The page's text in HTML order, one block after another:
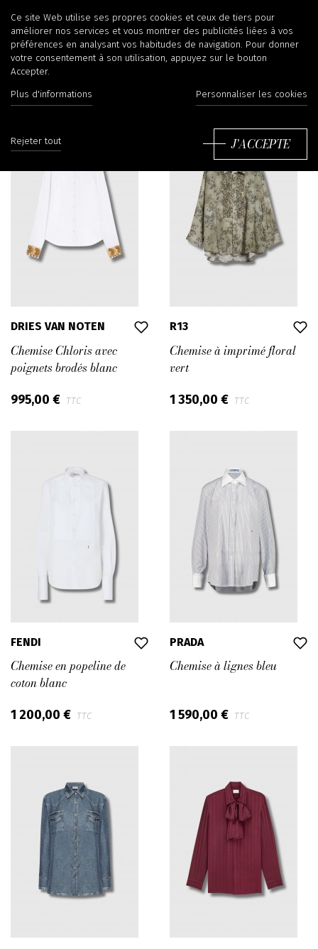
Chemises
DRIES VAN NOTEN
Chemise Chloris avec
poignets brodés blanc
995,00 € TTC
R13
Chemise à imprimé floral
vert
1 350,00 € TTC
FENDI
Chemise en popeline de
coton blanc
1 200,00 € TTC
PRADA
Chemise à lignes bleu
1 590,00 € TTC
Ce site Web utilise ses propres cookies et ceux de tiers pour
améliorer nos services et vous montrer des publicités liées à vos
préférences en analysant vos habitudes de navigation. Pour donner
votre consentement à son utilisation, appuyez sur le bouton
Accepter.
Plus d'informations Personnaliser les cookies
Rejeter tout J'ACCEPTE